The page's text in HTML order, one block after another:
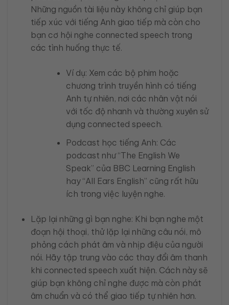
Những nguồn tài liệu này không chỉ giúp bạn
tiếp xúc với tiếng Anh giao tiếp mà còn cho
bạn cơ hội nghe connected speech trong
các tình huống thực tế.
Ví dụ: Xem các bộ phim hoặc
chương trình truyền hình có tiếng
Anh tự nhiên, nơi các nhân vật nói
với tốc độ nhanh và thường xuyên sử
dụng connected speech.
Podcast học tiếng Anh: Các
podcast như “The English We
Speak” của BBC Learning English
hay “All Ears English” cũng rất hữu
ích trong việc luyện nghe.
Lặp lại những gì bạn nghe: Khi bạn nghe một
đoạn hội thoại, thử lặp lại những câu nói, mô
phỏng cách phát âm và nhịp điệu của người
nói. Hãy tập trung vào các thay đổi âm thanh
khi connected speech xuất hiện. Cách này sẽ
giúp bạn không chỉ nghe được mà còn phát
âm chuẩn và có thể giao tiếp tự nhiên hơn.